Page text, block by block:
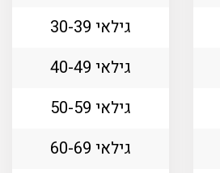
גילאי 30-39
גילאי 40-49
גילאי 50-59
גילאי 60-69